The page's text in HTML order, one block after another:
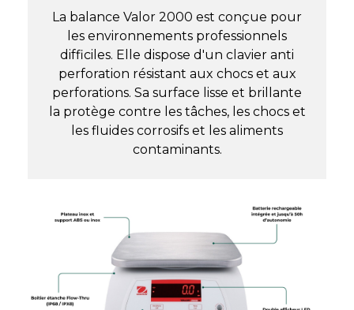
La balance Valor 2000 est conçue pour
les environnements professionnels
difficiles. Elle dispose d'un clavier anti
perforation résistant aux chocs et aux
perforations. Sa surface lisse et brillante
la protège contre les tâches, les chocs et
les fluides corrosifs et les aliments
contaminants.